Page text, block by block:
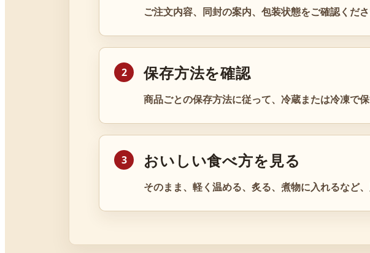
ご注文内容、同封の案内、包装状態をご確認くださ
保存方法を確認
商品ごとの保存方法に従って、冷蔵または冷凍で保
おいしい食べ方を見る
そのまま、軽く温める、炙る、煮物に入れるなど